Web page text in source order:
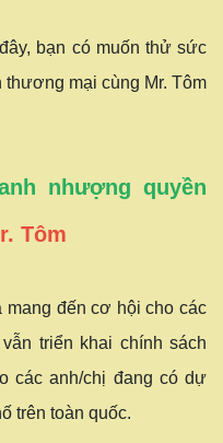
bạn có muốn thử sức
mại cùng Mr. Tôm
nhượng quyền
Tôm
đến cơ hội cho các
triển khai chính sách
các anh/chị đang có dự
trên toàn quốc.